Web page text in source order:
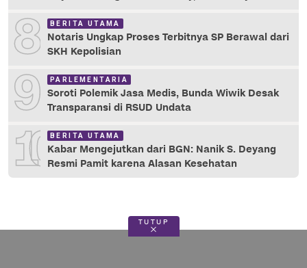
8 BERITA UTAMA
Notaris Ungkap Proses Terbitnya SP Berawal dari
SKH Kepolisian
9 PARLEMENTARIA
Soroti Polemik Jasa Medis, Bunda Wiwik Desak
Transparansi di RSUD Undata
10 BERITA UTAMA
Kabar Mengejutkan dari BGN: Nanik S. Deyang
Resmi Pamit karena Alasan Kesehatan
TUTUP